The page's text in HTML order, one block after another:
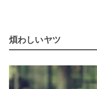
煩わしいヤツ